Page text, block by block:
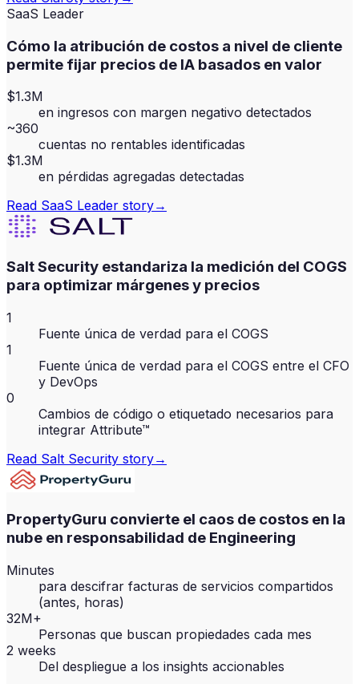
SaaS Leader
Cómo la atribución de costos a nivel de cliente
permite fijar precios de IA basados en valor
$1.3M
en ingresos con margen negativo detectados
~360
cuentas no rentables identificadas
$1.3M
en pérdidas agregadas detectadas
Read SaaS Leader story→
Salt Security estandariza la medición del COGS
para optimizar márgenes y precios
1
Fuente única de verdad para el COGS
1
Fuente única de verdad para el COGS entre el CFO
y DevOps
0
Cambios de código o etiquetado necesarios para
integrar Attribute™
Read Salt Security story→
PropertyGuru convierte el caos de costos en la
nube en responsabilidad de Engineering
Minutes
para descifrar facturas de servicios compartidos
(antes, horas)
32M+
Personas que buscan propiedades cada mes
2 weeks
Del despliegue a los insights accionables